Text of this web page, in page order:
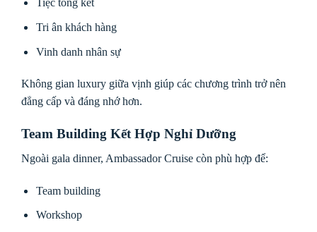
Tiệc tổng kết
Tri ân khách hàng
Vinh danh nhân sự
Không gian luxury giữa vịnh giúp các chương trình trở nên
đẳng cấp và đáng nhớ hơn.
Team Building Kết Hợp Nghỉ Dưỡng
Ngoài gala dinner, Ambassador Cruise còn phù hợp để:
Team building
Workshop